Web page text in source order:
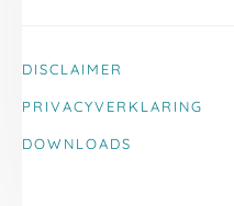
DISCLAIMER
PRIVACYVERKLARING
DOWNLOADS